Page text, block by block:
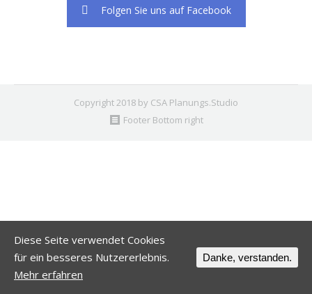
Folgen Sie uns auf Facebook
Copyright 2018 by CSA Planungs.Studio
Footer Bottom right
Diese Seite verwendet Cookies
für ein besseres Nutzererlebnis.
Mehr erfahren
Danke, verstanden.